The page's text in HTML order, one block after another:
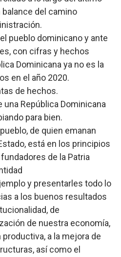
balance del camino
pueblo dominicano y ante
con cifras y hechos
Dominicana ya no es la
en el año 2020.
de hechos.
una República Dominicana
para bien.
de quien emanan
está en los principios
de la Patria
y presentarles todo lo
a los buenos resultados
de
de nuestra economía,
a la mejora de
así como el